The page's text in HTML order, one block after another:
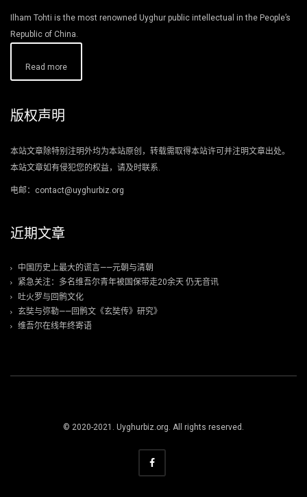
Ilham Tohti is the most renowned Uyghur public intellectual in the People’s
Republic of China.
Read more
版权声明
本站文章除特别注明外均为本站原创，转载需取得本站许可并注明文章出处。
本站文章如有侵犯您的权益，请及时联系.
电邮：contact@uyghurbiz.org
近期文章
中国历史上最大的谎言——元朝与清朝
紧急关注：多名维吾尔青年被国保带走20余天 仍无音讯
吐火罗与回鹘文化
玄奘与弥勒——回鹘文《玄奘传》研究》
维吾尔在线年终寄语
© 2020-2021. Uyghurbiz.org. All rights reserved.